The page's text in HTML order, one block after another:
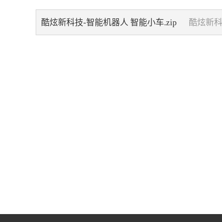
酷炫新科技-智能机器人 智能小车.zip 酷炫新